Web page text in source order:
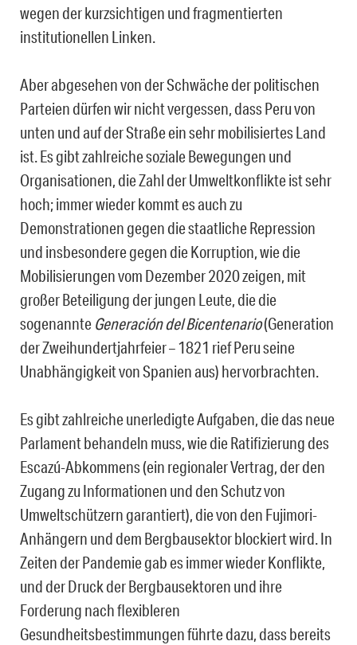
wegen der kurzsichtigen und fragmentierten
institutionellen Linken.
Aber abgesehen von der Schwäche der politischen
Parteien dürfen wir nicht vergessen, dass Peru von
unten und auf der Straße ein sehr mobilisiertes Land
ist. Es gibt zahlreiche soziale Bewegungen und
Organisationen, die Zahl der Umweltkonflikte ist sehr
hoch; immer wieder kommt es auch zu
Demonstrationen gegen die staatliche Repression
und insbesondere gegen die Korruption, wie die
Mobilisierungen vom Dezember 2020 zeigen, mit
großer Beteiligung der jungen Leute, die die
sogenannte Generación del Bicentenario(Generation
der Zweihundertjahrfeier – 1821 rief Peru seine
Unabhängigkeit von Spanien aus) hervorbrachten.
Es gibt zahlreiche unerledigte Aufgaben, die das neue
Parlament behandeln muss, wie die Ratifizierung des
Escazú-Abkommens (ein regionaler Vertrag, der den
Zugang zu Informationen und den Schutz von
Umweltschützern garantiert), die von den Fujimori-
Anhängern und dem Bergbausektor blockiert wird. In
Zeiten der Pandemie gab es immer wieder Konflikte,
und der Druck der Bergbausektoren und ihre
Forderung nach flexibleren
Gesundheitsbestimmungen führte dazu, dass bereits